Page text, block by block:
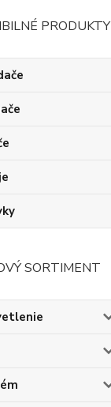
PRODUKTY
SORTIMENT